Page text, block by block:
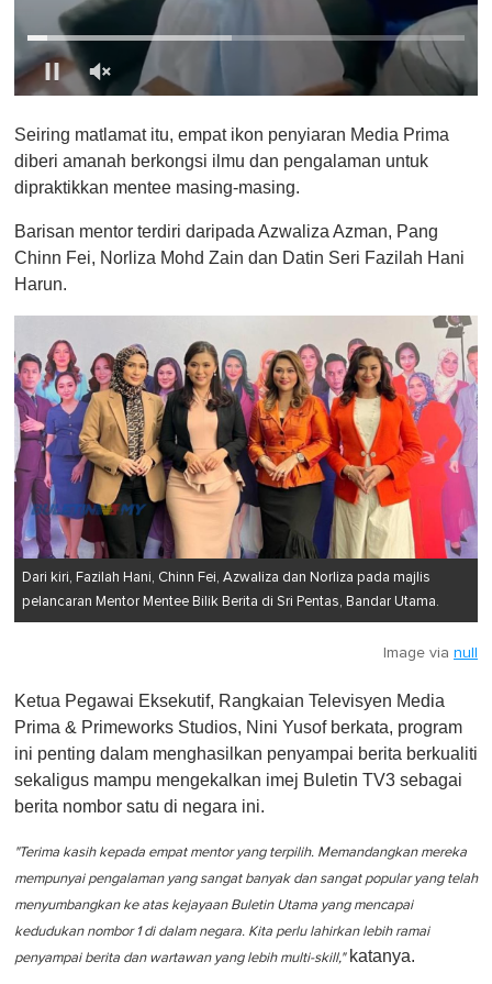
f
1
i
u
e
,
Seiring matlamat itu, empat ikon penyiaran Media Prima
diberi amanah berkongsi ilmu dan pengalaman untuk
dipraktikkan mentee masing-masing.
Barisan mentor terdiri daripada Azwaliza Azman, Pang
Chinn Fei, Norliza Mohd Zain dan Datin Seri Fazilah Hani
Harun.
Dari kiri, Fazilah Hani, Chinn Fei, Azwaliza dan Norliza pada majlis
pelancaran Mentor Mentee Bilik Berita di Sri Pentas, Bandar Utama.
Image via null
Ketua Pegawai Eksekutif, Rangkaian Televisyen Media
Prima & Primeworks Studios, Nini Yusof berkata, program
ini penting dalam menghasilkan penyampai berita berkualiti
sekaligus mampu mengekalkan imej Buletin TV3 sebagai
berita nombor satu di negara ini.
"Terima kasih kepada empat mentor yang terpilih. Memandangkan mereka
mempunyai pengalaman yang sangat banyak dan sangat popular yang telah
menyumbangkan ke atas kejayaan Buletin Utama yang mencapai
kedudukan nombor 1 di dalam negara. Kita perlu lahirkan lebih ramai
penyampai berita dan wartawan yang lebih multi-skill,"katanya.